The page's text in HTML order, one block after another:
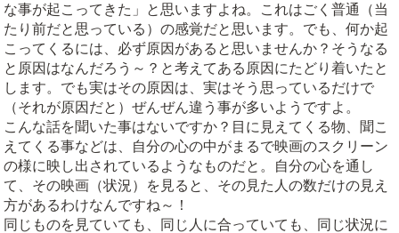
な事が起こってきた」と思いますよね。これはごく普通（当
たり前だと思っている）の感覚だと思います。でも、何か起
こってくるには、必ず原因があると思いませんか？そうなる
と原因はなんだろう～？と考えてある原因にたどり着いたと
します。でも実はその原因は、実はそう思っているだけで
（それが原因だと）ぜんぜん違う事が多いようですよ。
こんな話を聞いた事はないですか？目に見えてくる物、聞こ
えてくる事などは、自分の心の中がまるで映画のスクリーン
の様に映し出されているようなものだと。自分の心を通し
て、その映画（状況）を見ると、その見た人の数だけの見え
方があるわけなんですね～！
同じものを見ていても、同じ人に合っていても、同じ状況に